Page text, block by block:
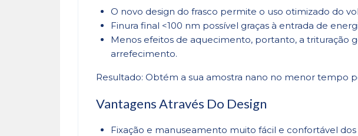
O novo design do frasco permite o uso otimizado do
Finura final <100 nm possível graças à entrada de
Menos efeitos de aquecimento, portanto, a trituração
arrefecimento.
Resultado: Obtém a sua amostra nano no menor tempo
Vantagens Através Do Design
Fixação e manuseamento muito fácil e confortável